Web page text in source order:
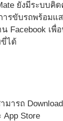
ยังมีระบบคิ
ารขับรถพร้อมแ
Facebook เพื่
ได้
ารถ
App Store